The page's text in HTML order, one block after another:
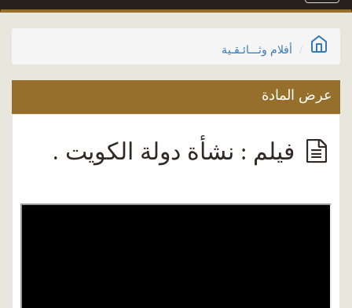
navigation
أفلام وثـــائـقـية
عرض المادة
فيلم : نشأة دولة الكويت .